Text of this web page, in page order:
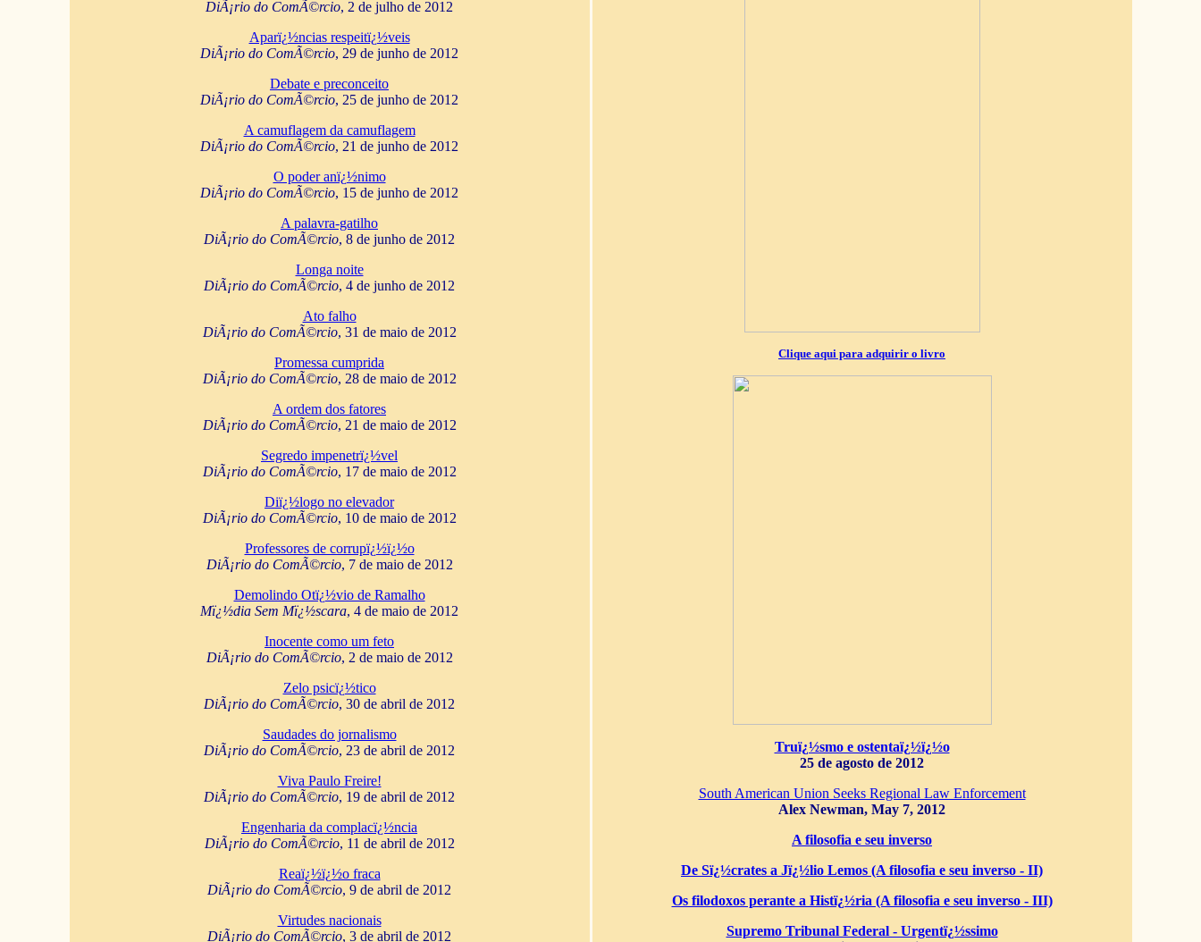
DiÃ¡rio do ComÃ©rcio, 2 de julho de 2012
Aparï¿½ncias respeitï¿½veis
DiÃ¡rio do ComÃ©rcio, 29 de junho de 2012
Debate e preconceito
DiÃ¡rio do ComÃ©rcio, 25 de junho de 2012
A camuflagem da camuflagem
DiÃ¡rio do ComÃ©rcio, 21 de junho de 2012
O poder anï¿½nimo
DiÃ¡rio do ComÃ©rcio, 15 de junho de 2012
A palavra-gatilho
DiÃ¡rio do ComÃ©rcio, 8 de junho de 2012
Longa noite
DiÃ¡rio do ComÃ©rcio, 4 de junho de 2012
Ato falho
DiÃ¡rio do ComÃ©rcio, 31 de maio de 2012
Promessa cumprida
DiÃ¡rio do ComÃ©rcio, 28 de maio de 2012
A ordem dos fatores
DiÃ¡rio do ComÃ©rcio, 21 de maio de 2012
Segredo impenetrï¿½vel
DiÃ¡rio do ComÃ©rcio, 17 de maio de 2012
Diï¿½logo no elevador
DiÃ¡rio do ComÃ©rcio, 10 de maio de 2012
Professores de corrupï¿½ï¿½o
DiÃ¡rio do ComÃ©rcio, 7 de maio de 2012
Demolindo Otï¿½vio de Ramalho
Mï¿½dia Sem Mï¿½scara, 4 de maio de 2012
Inocente como um feto
DiÃ¡rio do ComÃ©rcio, 2 de maio de 2012
Zelo psicï¿½tico
DiÃ¡rio do ComÃ©rcio, 30 de abril de 2012
Saudades do jornalismo
DiÃ¡rio do ComÃ©rcio, 23 de abril de 2012
Viva Paulo Freire!
DiÃ¡rio do ComÃ©rcio, 19 de abril de 2012
Engenharia da complacï¿½ncia
DiÃ¡rio do ComÃ©rcio, 11 de abril de 2012
Reaï¿½ï¿½o fraca
DiÃ¡rio do ComÃ©rcio, 9 de abril de 2012
Virtudes nacionais
DiÃ¡rio do ComÃ©rcio, 3 de abril de 2012
Clique aqui para adquirir o livro
Truï¿½smo e ostentaï¿½ï¿½o
25 de agosto de 2012
South American Union Seeks Regional Law Enforcement
Alex Newman, May 7, 2012
A filosofia e seu inverso
De Sï¿½crates a Jï¿½lio Lemos (A filosofia e seu inverso - II)
Os filodoxos perante a Histï¿½ria (A filosofia e seu inverso - III)
Supremo Tribunal Federal - Urgentï¿½ssimo